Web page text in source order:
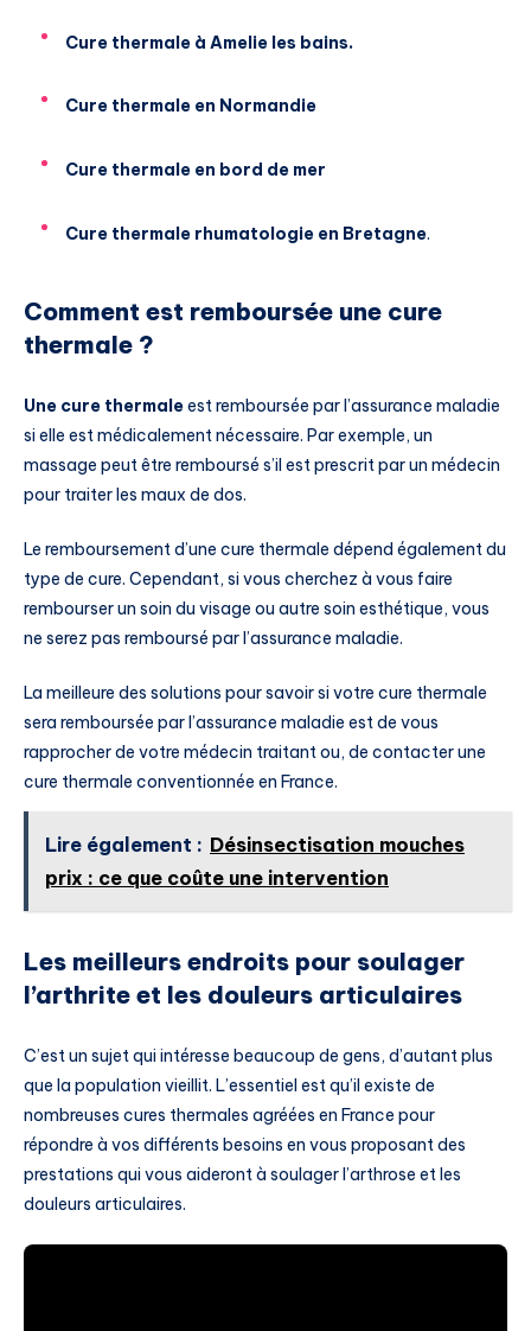
Cure thermale à Amelie les bains.
Cure thermale en Normandie
Cure thermale en bord de mer
Cure thermale rhumatologie en Bretagne.
Comment est remboursée une cure
thermale ?
Une cure thermaleest remboursée par l’assurance maladie
si elle est médicalement nécessaire. Par exemple, un
massage peut être remboursé s’il est prescrit par un médecin
pour traiter les maux de dos.
Le remboursement d’une cure thermale dépend également du
type de cure. Cependant, si vous cherchez à vous faire
rembourser un soin du visage ou autre soin esthétique, vous
ne serez pas remboursé par l’assurance maladie.
La meilleure des solutions pour savoir si votre cure thermale
sera remboursée par l’assurance maladie est de vous
rapprocher de votre médecin traitant ou, de contacter une
cure thermale conventionnée en France.
Lire également : Désinsectisation mouches
prix : ce que coûte une intervention
Les meilleurs endroits pour soulager
l’arthrite et les douleurs articulaires
C’est un sujet qui intéresse beaucoup de gens, d’autant plus
que la population vieillit. L’essentiel est qu’il existe de
nombreuses cures thermales agréées en France pour
répondre à vos différents besoins en vous proposant des
prestations qui vous aideront à soulager l’arthrose et les
douleurs articulaires.